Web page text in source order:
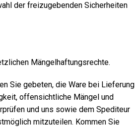
der freizugebenden Sicherheiten
Mängelhaftungsrechte.
Sie gebeten, die Ware bei Lieferung
offensichtliche Mängel und
und uns sowie dem Spediteur
mitzuteilen. Kommen Sie